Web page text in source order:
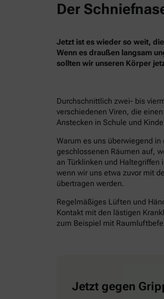
Der
Jetzt ist es wieder so weit,
Wenn es draußen langsam
sollten wir unseren Körper
Durchschnittlich zwei- bis
verschiedenen Viren, die
Anstecken in Schule und
Warum es uns überwiegend
geschlossenen Räumen auf,
an Türklinken und
wenn wir uns etwa zuvor mit
übertragen werden.
Regelmäßiges Lüften und
Kontakt mit den lästigen
zum Beispiel mit
Jetzt gegen